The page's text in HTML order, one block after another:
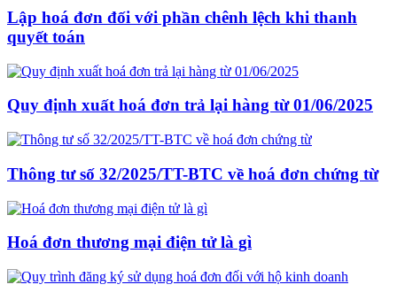
Lập hoá đơn đối với phần chênh lệch khi thanh
quyết toán
Quy định xuất hoá đơn trả lại hàng từ 01/06/2025
Thông tư số 32/2025/TT-BTC về hoá đơn chứng từ
Hoá đơn thương mại điện tử là gì